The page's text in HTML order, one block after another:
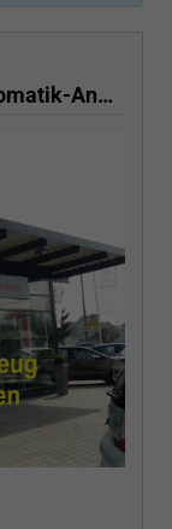
Limited 3.0 V6 TDI 4Motion Automatik-Anhängerkupplung-Navi-Keyless-ACC-Sitzheizung-Lenkradheizung-el.Heckklappe-18''Alu-Sofort